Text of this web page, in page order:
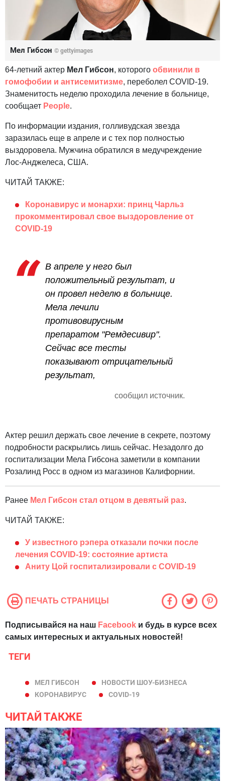
Мел Гибсон © gettyimages
64-летний актер Мел Гибсон, которого обвинили в
гомофобии и антисемитизме, переболел COVID-19.
Знаменитость неделю проходила лечение в больнице,
сообщает People.
По информации издания, голливудская звезда
заразилась еще в апреле и с тех пор полностью
выздоровела. Мужчина обратился в медучреждение
Лос-Анджелеса, США.
ЧИТАЙ ТАКЖЕ:
Коронавирус и монархи: принц Чарльз
прокомментировал свое выздоровление от
COVID-19
В апреле у него был
положительный результат, и
он провел неделю в больнице.
Мела лечили
противовирусным
препаратом "Ремдесивир".
Сейчас все тесты
показывают отрицательный
результат,
сообщил источник.
Актер решил держать свое лечение в секрете, поэтому
подробности раскрылись лишь сейчас. Незадолго до
госпитализации Мела Гибсона заметили в компании
Розалинд Росс в одном из магазинов Калифорнии.
Ранее Мел Гибсон стал отцом в девятый раз.
ЧИТАЙ ТАКЖЕ:
У известного рэпера отказали почки после
лечения COVID-19: состояние артиста
Аниту Цой госпитализировали с COVID-19
ПЕЧАТЬ СТРАНИЦЫ
Подписывайся на наш Facebook и будь в курсе всех
самых интересных и актуальных новостей!
ТЕГИ
МЕЛ ГИБСОН
НОВОСТИ ШОУ-БИЗНЕСА
КОРОНАВИРУС
COVID-19
ЧИТАЙ ТАКЖЕ